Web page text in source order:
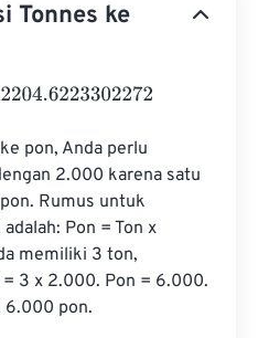
Tonnes ke
pon, Anda perlu
2.000 karena satu
Rumus untuk
Pon = Ton x
memiliki 3 ton,
3 x 2.000. Pon = 6.000.
6.000 pon.